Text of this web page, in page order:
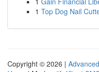
1 Top Dog Nail
Copyright © 2026 |